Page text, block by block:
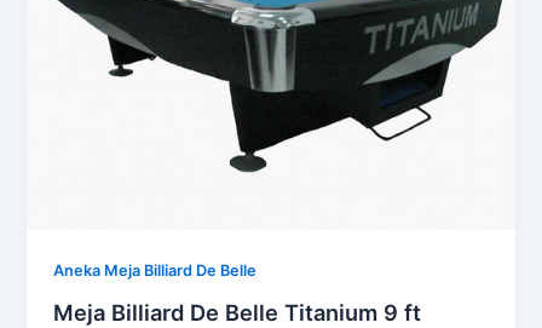
Aneka Meja Billiard De Belle
Meja Billiard De Belle Titanium 9 ft